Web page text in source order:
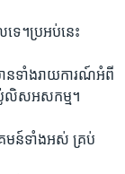
េ។ប្រអប់នេះ
នទាំងរាយការណ៍អំពី
ប៉ូលិសអសកម្ម។
គមន៍ទាំងអស់ គ្រប់